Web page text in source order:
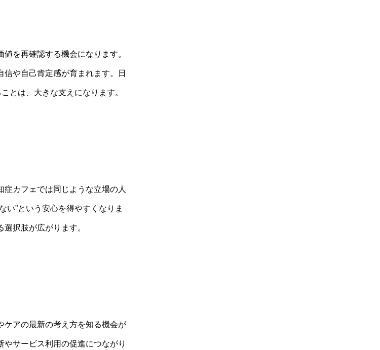
を再確認する機会になります。
や自己肯定感が育まれます。日
とは、大きな支えになります。
カフェでは同じような立場の人
い”という安心を得やすくなりま
択肢が広がります。
ケアの最新の考え方を知る機会が
サービス利用の促進につながり